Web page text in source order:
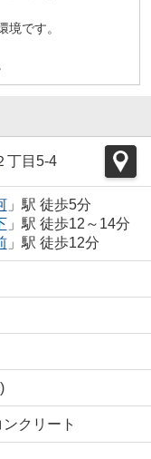
です。
丁目5-4
」駅 徒歩5分
」駅 徒歩12～14分
」駅 徒歩12分
クリート